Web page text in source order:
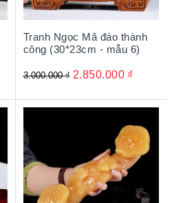
Tranh Ngọc Mã đáo thành
công (30*23cm - mẫu 6)
3.000.000 ₫ 2.850.000 ₫